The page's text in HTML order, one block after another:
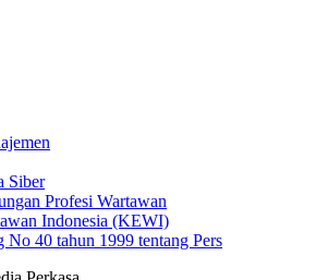
Siber
Profesi Wartawan
Indonesia (KEWI)
No 40 tahun 1999 tentang Pers